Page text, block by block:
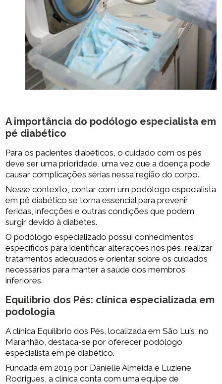
A importância do podólogo especialista em
pé diabético
Para os pacientes diabéticos, o cuidado com os pés
deve ser uma prioridade, uma vez que a doença pode
causar complicações sérias nessa região do corpo.
Nesse contexto, contar com um podólogo especialista
em pé diabético se torna essencial para prevenir
feridas, infecções e outras condições que podem
surgir devido à diabetes.
O podólogo especializado possui conhecimentos
específicos para identificar alterações nos pés, realizar
tratamentos adequados e orientar sobre os cuidados
necessários para manter a saúde dos membros
inferiores.
Equilíbrio dos Pés: clínica especializada em
podologia
A clínica Equilíbrio dos Pés, localizada em São Luís, no
Maranhão, destaca-se por oferecer podólogo
especialista em pé diabético.
Fundada em 2019 por Danielle Almeida e Luziene
Rodrigues, a clínica conta com uma equipe de